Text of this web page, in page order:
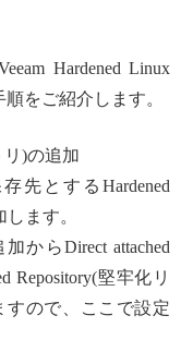
Hardened Linux
をご紹介します。
リ)の追加
先とするHardened
ます。
からDirect attached
Repository(堅牢化リ
すので、ここで設定